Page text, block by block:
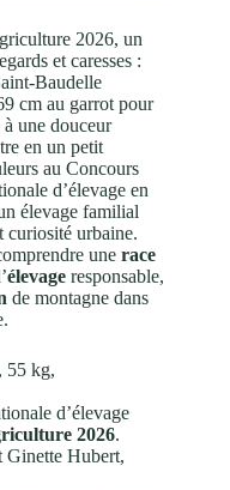
2026, un
et caresses :
cm au garrot pour
une douceur
en un petit
au Concours
d’élevage en
élevage familial
curiosité urbaine.
une race
élevage responsable,
de montagne dans
55 kg,
d’élevage
2026.
Ginette Hubert,